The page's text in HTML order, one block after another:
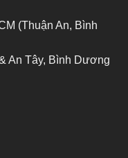
(Thuận An, Bình
An Tây, Bình Dương